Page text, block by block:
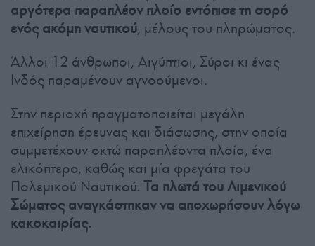
αργότερα παραπλέον πλοίο εντόπισε τη σορό
ενός ακόμη ναυτικού, μέλους του πληρώματος.
Άλλοι 12 άνθρωποι, Αιγύπτιοι, Σύροι κι ένας
Ινδός παραμένουν αγνοούμενοι.
Στην περιοχή πραγματοποιείται μεγάλη
επιχείρηση έρευνας και διάσωσης, στην οποία
συμμετέχουν οκτώ παραπλέοντα πλοία, ένα
ελικόπτερο, καθώς και μία φρεγάτα του
Πολεμικού Ναυτικού. Τα πλωτά του Λιμενικού
Σώματος αναγκάστηκαν να αποχωρήσουν λόγω
κακοκαιρίας.